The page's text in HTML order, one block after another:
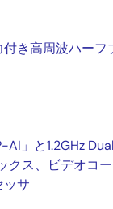
き高周波ハーフ
」と1.2GHz
クス、ビデオコ
ッサ